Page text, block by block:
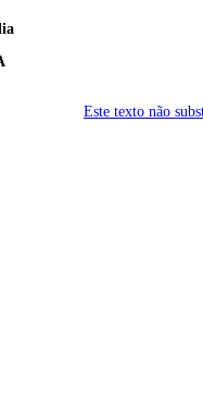
Este texto não